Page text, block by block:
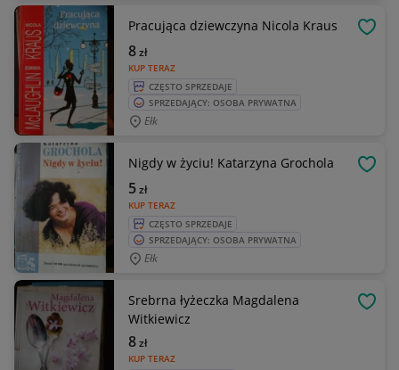
Pracująca dziewczyna Nicola Kraus
KUP TERAZ
8zł
CZĘSTO SPRZEDAJE
SPRZEDAJĄCY: OSOBA PRYWATNA
Ełk
Nigdy w życiu! Katarzyna Grochola
KUP TERAZ
5zł
CZĘSTO SPRZEDAJE
SPRZEDAJĄCY: OSOBA PRYWATNA
Ełk
Srebrna łyżeczka Magdalena
Witkiewicz
KUP TERAZ
8zł